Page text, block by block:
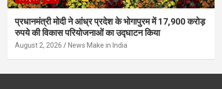
प्रधानमंत्री मोदी ने आंध्र प्रदेश के भोगापुरम में 17,900 करोड़
रुपये की विकास परियोजनाओं का उद्घाटन किया
August 2, 2026 News Make in India